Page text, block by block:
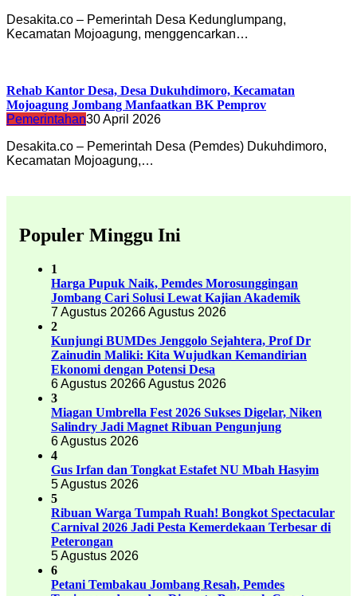
Desakita.co – Pemerintah Desa Kedunglumpang,
Kecamatan Mojoagung, menggencarkan…
Rehab Kantor Desa, Desa Dukuhdimoro, Kecamatan
Mojoagung Jombang Manfaatkan BK Pemprov
Pemerintahan30 April 2026
Desakita.co – Pemerintah Desa (Pemdes) Dukuhdimoro,
Kecamatan Mojoagung,…
Populer Minggu Ini
1
Harga Pupuk Naik, Pemdes Morosunggingan
Jombang Cari Solusi Lewat Kajian Akademik
7 Agustus 20266 Agustus 2026
2
Kunjungi BUMDes Jenggolo Sejahtera, Prof Dr
Zainudin Maliki: Kita Wujudkan Kemandirian
Ekonomi dengan Potensi Desa
6 Agustus 20266 Agustus 2026
3
Miagan Umbrella Fest 2026 Sukses Digelar, Niken
Salindry Jadi Magnet Ribuan Pengunjung
6 Agustus 2026
4
Gus Irfan dan Tongkat Estafet NU Mbah Hasyim
5 Agustus 2026
5
Ribuan Warga Tumpah Ruah! Bongkot Spectacular
Carnival 2026 Jadi Pesta Kemerdekaan Terbesar di
Peterongan
5 Agustus 2026
6
Petani Tembakau Jombang Resah, Pemdes